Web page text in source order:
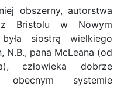
obszerny, autorstwa
Bristolu w Nowym
siostrą wielkiego
pana McLeana (od
człowieka dobrze
obecnym systemie